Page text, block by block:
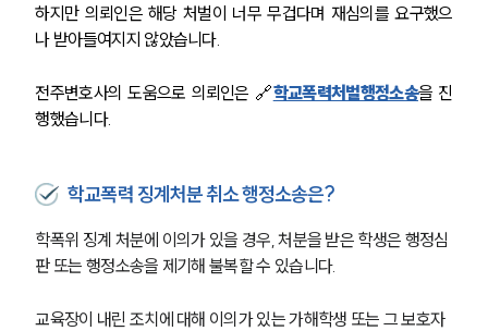
하지만 의뢰인은 해당 처벌이 너무 무겁다며 재심의를 요구했으
나 받아들여지지 않았습니다.
전주변호사의 도움으로 의뢰인은 🔗학교폭력처벌행정소송을 진
행했습니다.
학교폭력 징계처분 취소 행정소송은?
학폭위 징계 처분에 이의가 있을 경우, 처분을 받은 학생은 행정심
판 또는 행정소송을 제기해 불복할 수 있습니다.
교육장이 내린 조치에 대해 이의가 있는 가해학생 또는 그 보호자